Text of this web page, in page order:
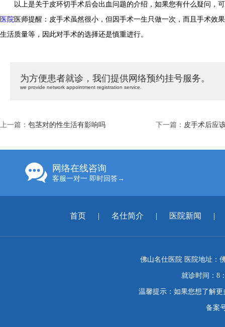
以上是关于皮环切手术后会出血问题的介绍，如果您有什么疑问，
医院 医师提醒：皮手术虽然很小，但因手术一生只做一次，而且手术效
生活质量等，因此对手术的选择还是慎重进行。
为方便患者就诊，我们提供网络预约挂号服务。
we provide network appointment registration service.
上一篇： 包茎对的性生活有影响吗 下一篇： 皮手术后应
网络在线咨询
客服一对一 即时回答→
首页 | 名仕简介 | 医院新闻 |
佛山名仕医院 医院地址：
就诊时间：8
温馨提示：如果您想了解
备案